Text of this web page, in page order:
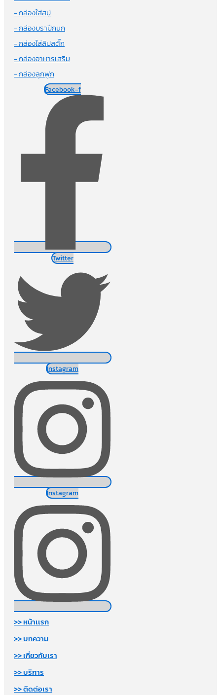
- กล่องใส่สบู่
- กล่องบราปีกนก
- กล่องใส่ลิปสติ๊ก
- กล่องอาหารเสริม
- กล่องลูกฟูก
Facebook-f
Twitter
Instagram
Instagram
>> หน้าเเรก
>> บทความ
>> เกี่ยวกับเรา
>> บริการ
>> ติดต่อเรา